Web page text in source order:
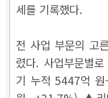
세를 기록했다.
전 사업 부문의 고
렸다. 사업부문별
기 누적 5447억